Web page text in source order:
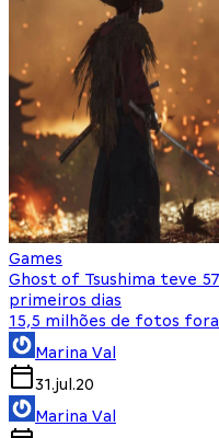
Games
Ghost of Tsushima teve
primeiros dias
15,5 milhões de fotos
Marina Val
31.jul.20
Marina Val